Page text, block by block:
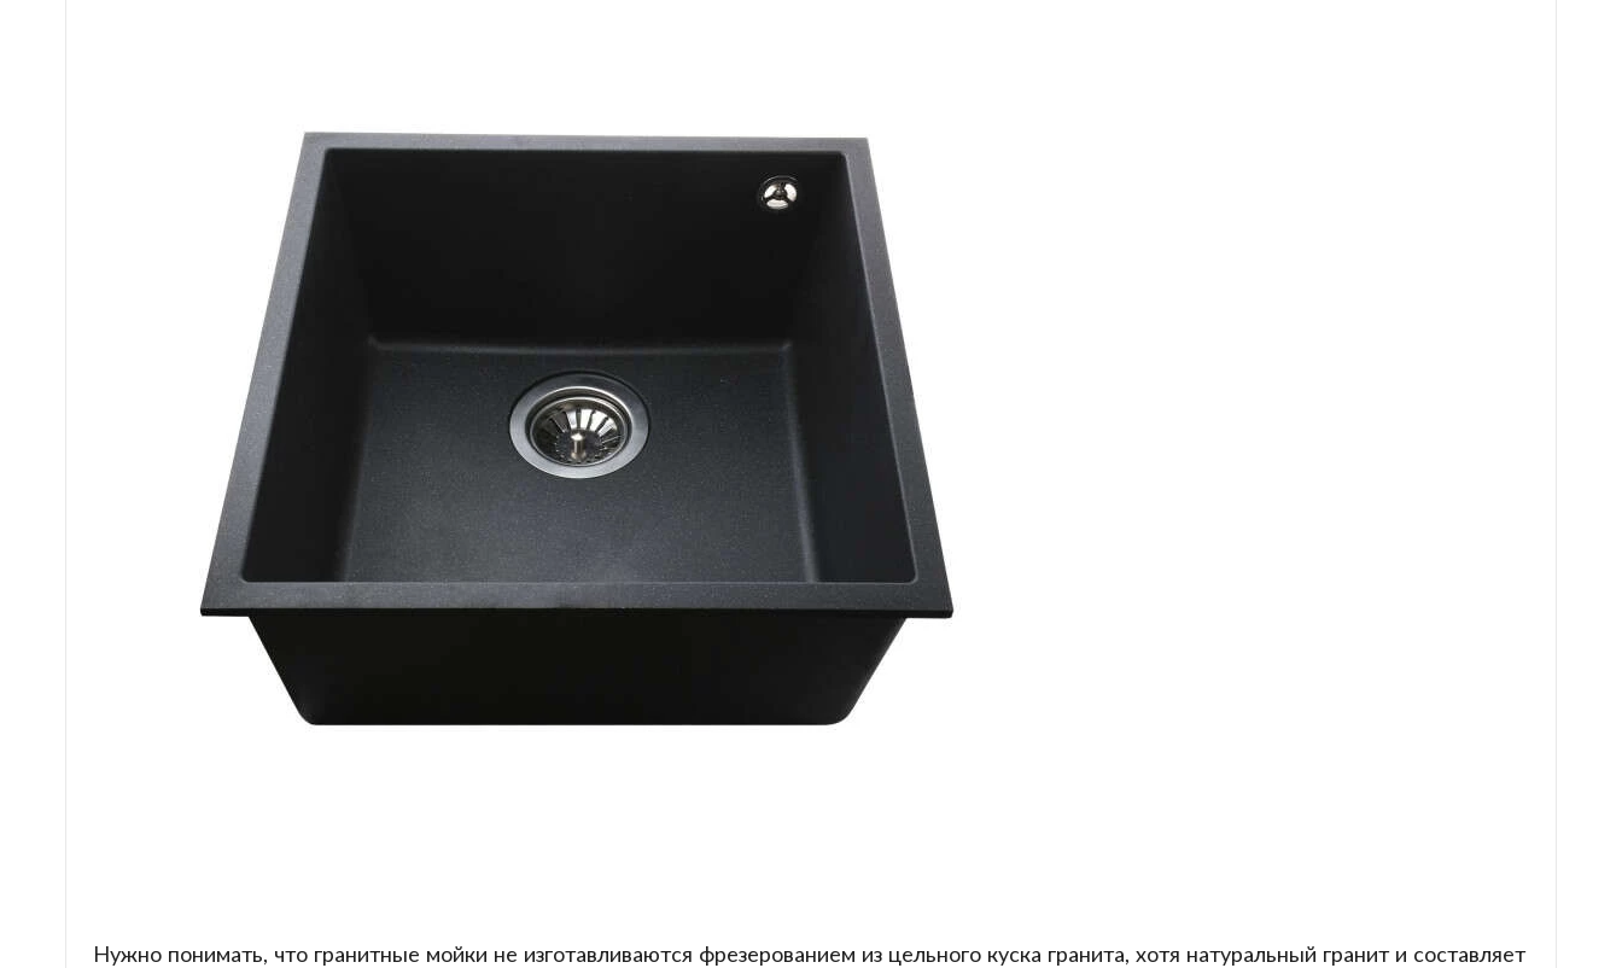
Нужно понимать, что гранитные мойки не изготавливаются фрезерованием из цельного куска гранита, хотя натуральный гранит и составляет